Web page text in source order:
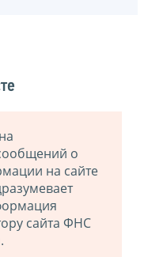
о
на сайте
сайта ФНС